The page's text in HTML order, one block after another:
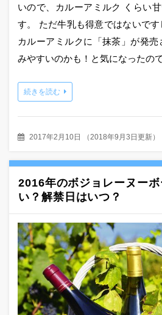
いので、カルーアミルク くらい
す。 ただ牛乳も得意ではないで
カルーアミルクに「抹茶」が発
みやすいのかも！と気になったの
続きを読む
2017年2月10日 （2018年9月3日更新）
2016年のボジョレーヌー
い？解禁日はいつ？